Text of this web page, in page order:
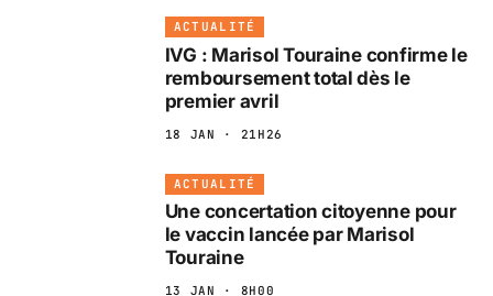
ACTUALITÉ
IVG : Marisol Touraine confirme le
remboursement total dès le
premier avril
18 JAN · 21H26
ACTUALITÉ
Une concertation citoyenne pour
le vaccin lancée par Marisol
Touraine
13 JAN · 8H00